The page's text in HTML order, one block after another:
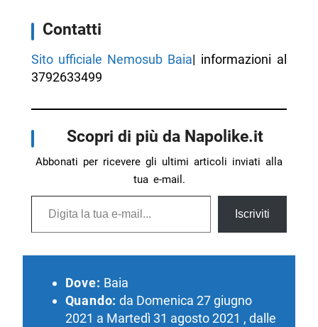
Contatti
Sito ufficiale Nemosub Baia| informazioni al
3792633499
Scopri di più da Napolike.it
Abbonati per ricevere gli ultimi articoli inviati alla
tua e-mail.
Digita la tua e-mail...
Iscriviti
Dove: Baia
Quando: da Domenica 27 giugno
2021 a Martedì 31 agosto 2021 , dalle